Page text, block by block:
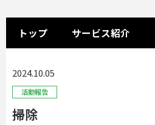
トップ サービス紹介
2024.10.05
活動報告
掃除